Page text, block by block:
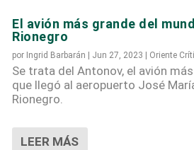
El avión más grande del
Rionegro
por Ingrid Barbarán Jun 27, 2023 Oriente
Se trata del Antonov, el avión
que llegó al aeropuerto José
Rionegro.
LEER MÁS